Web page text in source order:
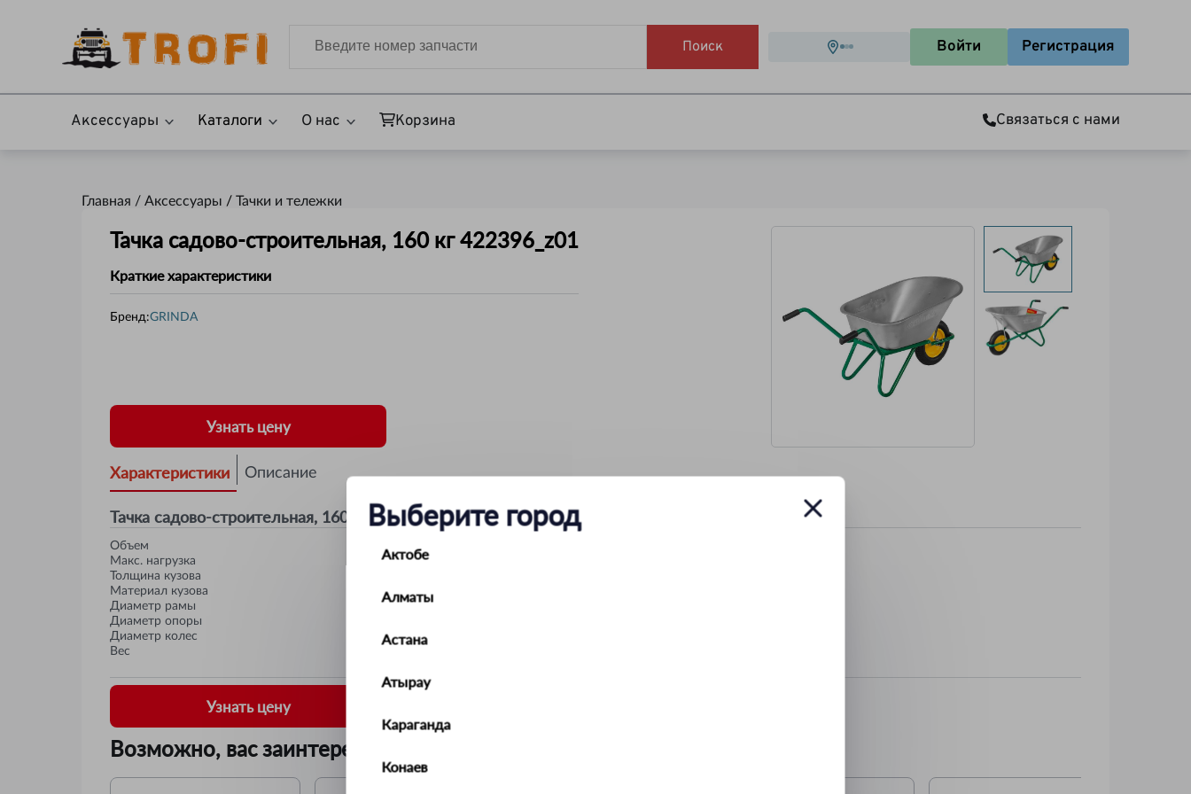
Поиск
Выберите город
Актобе
Алматы
Астана
Атырау
Караганда
Конаев
Войти Регистрация
Аксессуары Каталоги О нас Корзина Связаться с нами
Главная / Аксессуары / Тачки и тележки
Тачка садово-строительная, 160 кг 422396_z01
Краткие характеристики
Бренд:GRINDA
Узнать цену
Характеристики Описание
Тачка садово-строительная, 160 кг 422396_z01
Объем
Maкс. нагрузка
Толщина кузова
Материал кузова
Диаметр рамы
Диаметр опоры
Диаметр колес
Вес
Узнать цену
Возможно, вас заинтересует